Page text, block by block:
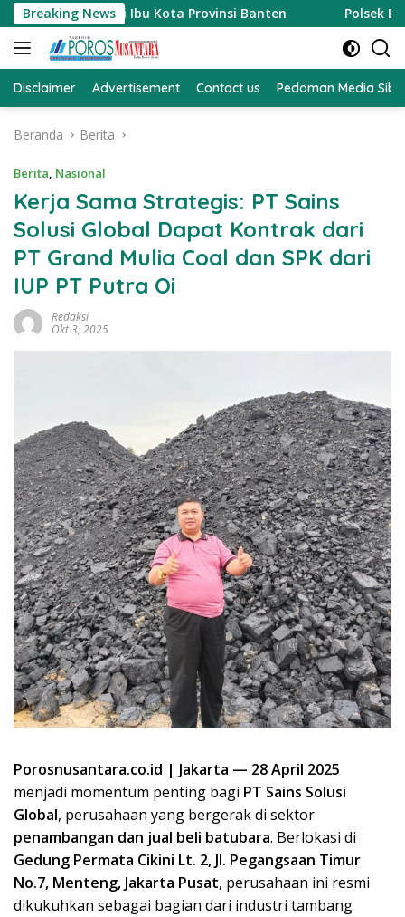
Langsung
ke
konten
Breaking News
RI di Ibu Kota Provinsi Banten Polsek Babakan
Disclaimer Advertisement Contact us Pedoman Media
Beranda Berita
Berita, Nasional
Kerja Sama Strategis: PT Sains
Solusi Global Dapat Kontrak dari
PT Grand Mulia Coal dan SPK dari
IUP PT Putra Oi
Redaksi
Okt 3, 2025
Porosnusantara.co.id | Jakarta — 28 April 2025
menjadi momentum penting bagi PT Sains Solusi
Global, perusahaan yang bergerak di sektor
penambangan dan jual beli batubara. Berlokasi di
Gedung Permata Cikini Lt. 2, Jl. Pegangsaan Timur
No.7, Menteng, Jakarta Pusat, perusahaan ini resmi
dikukuhkan sebagai bagian dari industri tambang